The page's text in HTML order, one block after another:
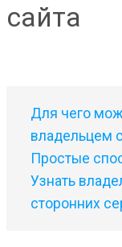
сайта
Для чего
владельцем
Простые
Узнать
сторонних